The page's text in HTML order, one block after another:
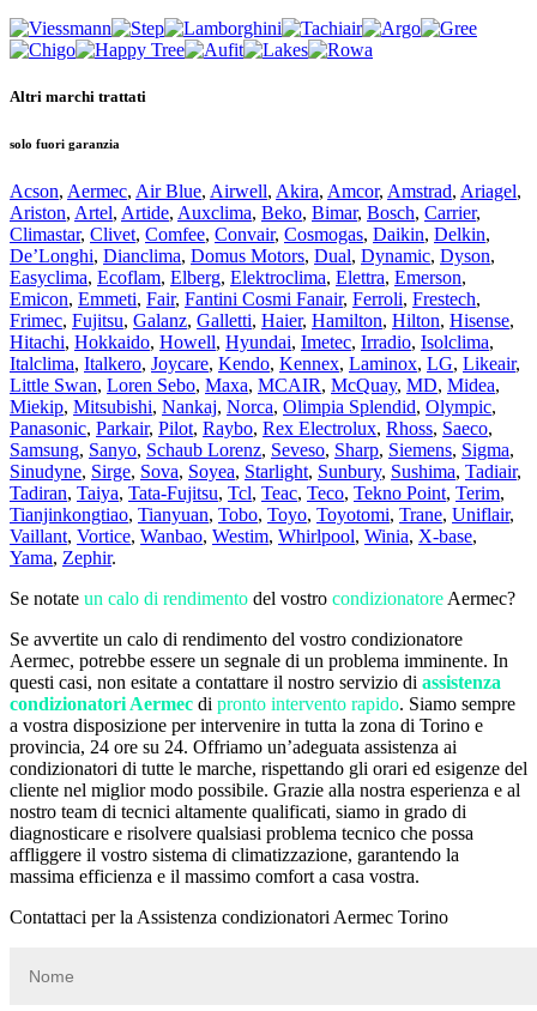
Altri marchi trattati
solo fuori garanzia
Acson, Aermec, Air Blue, Airwell, Akira, Amcor, Amstrad, Ariagel,
Ariston, Artel, Artide, Auxclima, Beko, Bimar, Bosch, Carrier,
Climastar, Clivet, Comfee, Convair, Cosmogas, Daikin, Delkin,
De’Longhi, Dianclima, Domus Motors, Dual, Dynamic, Dyson,
Easyclima, Ecoflam, Elberg, Elektroclima, Elettra, Emerson,
Emicon, Emmeti, Fair, Fantini Cosmi Fanair, Ferroli, Frestech,
Frimec, Fujitsu, Galanz, Galletti, Haier, Hamilton, Hilton, Hisense,
Hitachi, Hokkaido, Howell, Hyundai, Imetec, Irradio, Isolclima,
Italclima, Italkero, Joycare, Kendo, Kennex, Laminox, LG, Likeair,
Little Swan, Loren Sebo, Maxa, MCAIR, McQuay, MD, Midea,
Miekip, Mitsubishi, Nankaj, Norca, Olimpia Splendid, Olympic,
Panasonic, Parkair, Pilot, Raybo, Rex Electrolux, Rhoss, Saeco,
Samsung, Sanyo, Schaub Lorenz, Seveso, Sharp, Siemens, Sigma,
Sinudyne, Sirge, Sova, Soyea, Starlight, Sunbury, Sushima, Tadiair,
Tadiran, Taiya, Tata-Fujitsu, Tcl, Teac, Teco, Tekno Point, Terim,
Tianjinkongtiao, Tianyuan, Tobo, Toyo, Toyotomi, Trane, Uniflair,
Vaillant, Vortice, Wanbao, Westim, Whirlpool, Winia, X-base,
Yama, Zephir.
Se notate un calo di rendimento del vostro condizionatore Aermec?
Se avvertite un calo di rendimento del vostro condizionatore
Aermec, potrebbe essere un segnale di un problema imminente. In
questi casi, non esitate a contattare il nostro servizio di assistenza
condizionatori Aermec di pronto intervento rapido. Siamo sempre
a vostra disposizione per intervenire in tutta la zona di Torino e
provincia, 24 ore su 24. Offriamo un’adeguata assistenza ai
condizionatori di tutte le marche, rispettando gli orari ed esigenze del
cliente nel miglior modo possibile. Grazie alla nostra esperienza e al
nostro team di tecnici altamente qualificati, siamo in grado di
diagnosticare e risolvere qualsiasi problema tecnico che possa
affliggere il vostro sistema di climatizzazione, garantendo la
massima efficienza e il massimo comfort a casa vostra.
Contattaci per la Assistenza condizionatori Aermec Torino